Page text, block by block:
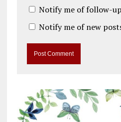
Notify me of follow-
Notify me of new
t
e